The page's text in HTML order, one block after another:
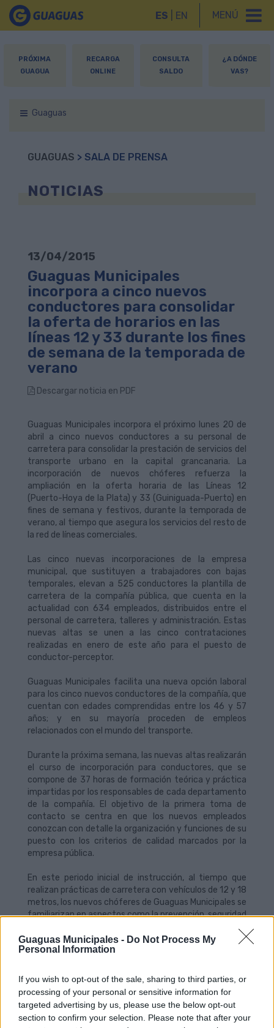
Guaguas Municipales - Do Not Process My
Personal Information
If you wish to opt-out of the sale, sharing to third parties, or
processing of your personal or sensitive information for
targeted advertising by us, please use the below opt-out
section to confirm your selection. Please note that after your
MENÚ
ES EN
PRÓXIMA
GUAGUA
RECARGA
ONLINE
CONSULTA
SALDO
¿A DÓNDE
VAS?
Guaguas
GUAGUAS > SALA DE PRENSA
NOTICIAS
13/04/2015
Guaguas Municipales
incorpora a cinco nuevos
conductores para consolidar
la oferta de horarios en las
líneas 12 y 33 durante los fines
de semana de la temporada de
verano
Descargar noticia en PDF
Guaguas Municipales incorpora el próximo lunes 20 de
abril a cinco nuevos conductores a su personal de
carretera para consolidar la prestación de servicios del
transporte urbano en la capital grancanaria. La
incorporación de nuevos chóferes refuerza la
ampliación en la oferta horaria de las Líneas 12
(Puerto-Hoya de la Plata) y 33 (Guiniguada-Puerto) en
fines de semana y festivos, durante la temporada de
verano, al tiempo que asegura los servicios del resto de
la red de líneas comerciales.
Las cinco nuevas incorporaciones de la empresa
municipal, que sustituyen a trabajadores con bajas
temporales, elevan a 525 conductores la plantilla de
carretera de la compañía pública, que cuenta en la
actualidad con 634 empleados, distribuidos entre el
personal de carretera, talleres y administración. Estas
nuevas altas se unen a las cinco contrataciones
realizadas en enero de este año para el puesto de
conductor-perceptor.
Guaguas Municipales facilita una nueva opción laboral
para los cinco nuevos conductores de la compañía, que
cuentan con edades comprendidas entre los 46 y 57
años; y en su mayoría proceden de empleos
relacionados con el mundo del transporte.
Durante la próxima semana, las nuevas altas realizarán
el curso de incorporación para conductores, que se
compone de 37 horas de formación teórica y práctica
impartidas por los responsables de cada departamento
de la compañía. El objetivo de la primera toma de
contacto se centra en que los nuevos empleados
conozcan con detalle la organización y funciones de su
puesto con los criterios de calidad marcados por la
empresa pública.
En este periodo inicial de instrucción, al tiempo que
realizan prácticas de carretera con vehículos de 12 y 18
metros, los nuevos chóferes de Guaguas Municipales se
familiarizan en aspectos como la prevención, seguridad
y salud, las averías de los vehículos, el manejo de las
máquinas canceladoras y expendedoras, los diferentes
títulos de viaje, horarios y planos de las líneas, así como
con el cliente. Una vez superada la semana de
adaptación, los nuevos conductores se incorporarán en
el servicio en la línea-escuela, la Línea 2, donde serán
tutorizados por los mandos intermedios.